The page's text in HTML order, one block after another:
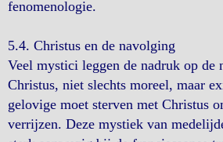
fenomenologie.
5.4. Christus en de navolging
Veel mystici leggen de nadruk op de
Christus, niet slechts moreel, maar
gelovige moet sterven met Christus
verrijzen. Deze mystiek van